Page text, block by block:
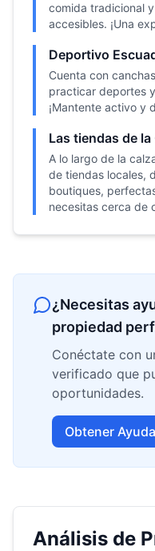
comida tradicional
accesibles. ¡Una
Deportivo
Cuenta con
practicar deportes
¡Mantente activo y
Las tiendas de
A lo largo de la
de tiendas locales,
boutiques,
necesitas cerca de
¿Necesitas
propiedad
Conéctate con
verificado que
oportunidades.
Obtener
Análisis de